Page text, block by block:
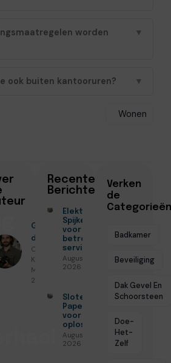
worden
▼
ook buiten kantooruren? ▼
Wonen
Geschreven
door
Christiaan
Koenders ●
Maart 5,
2026
Recente
Berichten
Elektricien
Spijkenisse
voor
betrouwbare
service
Augustus 5,
2026
Slotenmaker
Papendrecht
voor veilige
oplossingen
Augustus 3,
2026
Verken
de
Categorieën
Badkamer
Beveiliging
Dak Gevel En
Schoorsteen
Doe-
Het-
Zelf